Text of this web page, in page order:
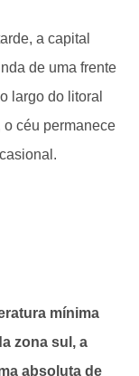
a capital
de uma frente
largo do litoral
o céu permanece
mínima
zona sul, a
absoluta de